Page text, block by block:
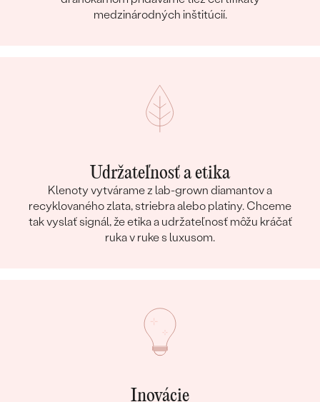
medzinárodných inštitúcií.
Udržateľnosť a etika
Klenoty vytvárame z lab-grown diamantov a
recyklovaného zlata, striebra alebo platiny. Chceme
tak vyslať signál, že etika a udržateľnosť môžu kráčať
ruka v ruke s luxusom.
Inovácie